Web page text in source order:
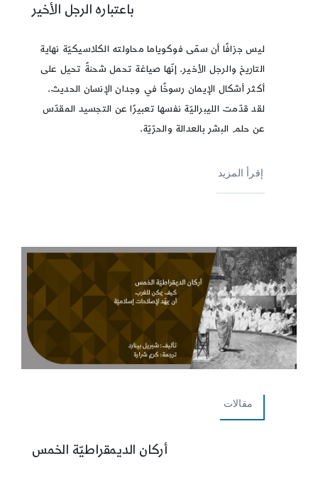
باعتباره الرجل الأخير
ليس جزافًا أن سمّى فوكوياما محاولته الكلاسيكيّة نهاية
التاريخ والرجل الأخير. إنّها صياغة تحمل شحنةً تحيل على
أكثر أشكال الإيمان رسوخًا في وجدان الإنسان الحديث.
لقد قدّمت الليبراليّة نفسها تعبيرًا عن التجسيد المقدّس
عن حلم البشر بالعدالة والحرّيّة.
إقرأ المزيد
مقالات
أركان الديمقراطيّة الخمس